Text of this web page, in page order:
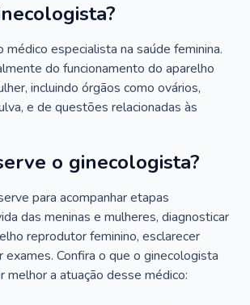
médico especialista na saúde feminina.
do funcionamento do aparelho
incluindo órgãos como ovários,
e de questões relacionadas às
o ginecologista?
para acompanhar etapas
das meninas e mulheres, diagnosticar
reprodutor feminino, esclarecer
exames. Confira o que o ginecologista
melhor a atuação desse médico: